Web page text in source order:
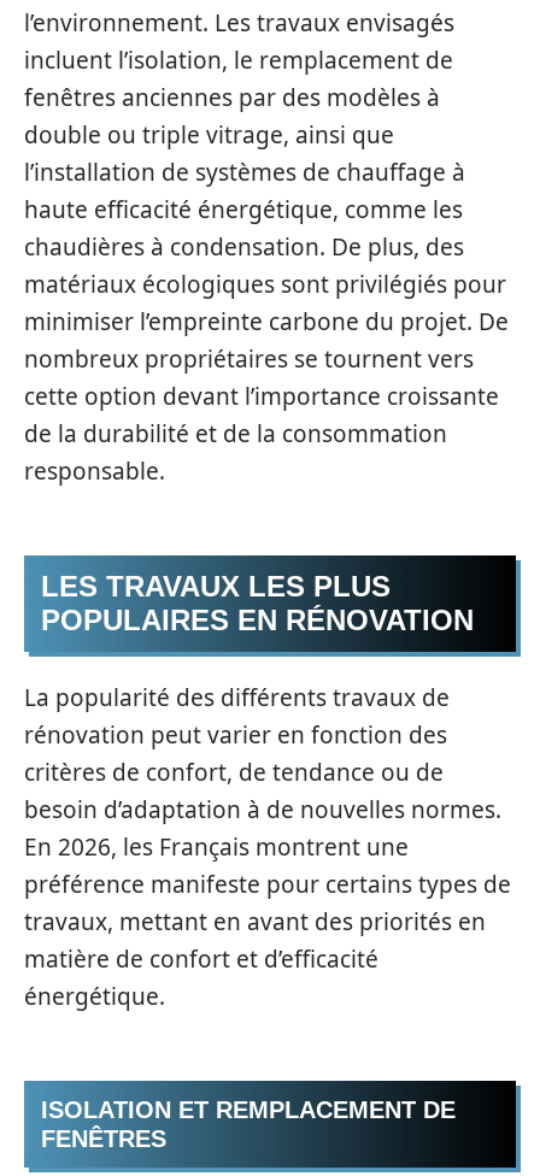
l’environnement. Les travaux envisagés
incluent l’isolation, le remplacement de
fenêtres anciennes par des modèles à
double ou triple vitrage, ainsi que
l’installation de systèmes de chauffage à
haute efficacité énergétique, comme les
chaudières à condensation. De plus, des
matériaux écologiques sont privilégiés pour
minimiser l’empreinte carbone du projet. De
nombreux propriétaires se tournent vers
cette option devant l’importance croissante
de la durabilité et de la consommation
responsable.
LES TRAVAUX LES PLUS
POPULAIRES EN RÉNOVATION
La popularité des différents travaux de
rénovation peut varier en fonction des
critères de confort, de tendance ou de
besoin d’adaptation à de nouvelles normes.
En 2026, les Français montrent une
préférence manifeste pour certains types de
travaux, mettant en avant des priorités en
matière de confort et d’efficacité
énergétique.
ISOLATION ET REMPLACEMENT DE
FENÊTRES